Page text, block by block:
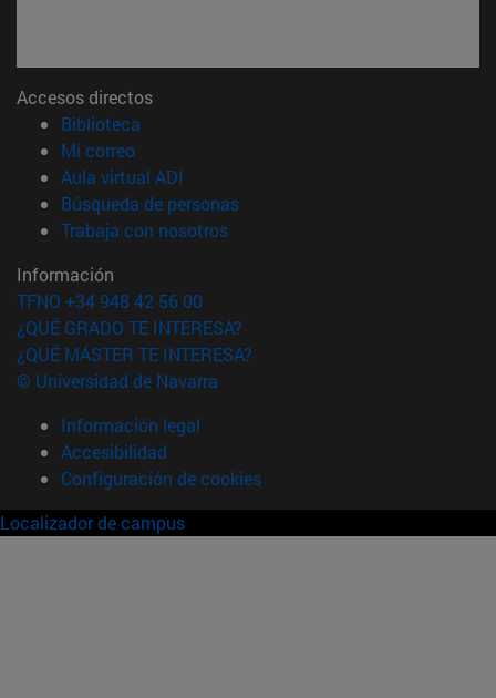
Accesos directos
Biblioteca
Mi correo(abre en nueva ventana)
Aula virtual ADI
Búsqueda de personas(abre en nueva ventana)
Trabaja con nosotros(abre en nueva ventana)
Información
TFNO +34 948 42 56 00
¿QUÉ GRADO TE INTERESA?
¿QUÉ MÁSTER TE INTERESA?
© Universidad de Navarra
Información legal
Accesibilidad
Configuración de cookies
Localizador de campus